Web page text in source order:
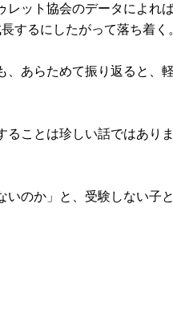
ット協会のデータによれ
するにしたがって落ち着く
あらためて振り返ると、
ことは珍しい話ではあり
のか」と、受験しない子